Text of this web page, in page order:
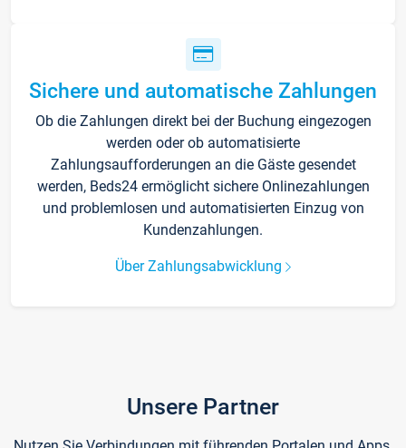
Sichere und automatische Zahlungen
Ob die Zahlungen direkt bei der Buchung eingezogen
werden oder ob automatisierte
Zahlungsaufforderungen an die Gäste gesendet
werden, Beds24 ermöglicht sichere Onlinezahlungen
und problemlosen und automatisierten Einzug von
Kundenzahlungen.
Über Zahlungsabwicklung
Unsere Partner